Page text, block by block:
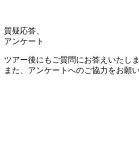
質疑応答、
アンケート
ツアー後にもご質問にお答えいたしま
また、アンケートへのご協力をお願